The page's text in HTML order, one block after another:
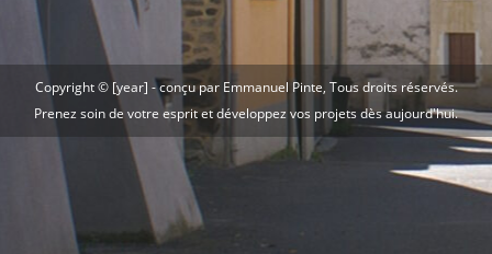
Copyright © [year] -conçu par Emmanuel Pinte, Tous droits réservés.
Prenez soin de votre esprit et développez vos projets dès aujourd'hui.